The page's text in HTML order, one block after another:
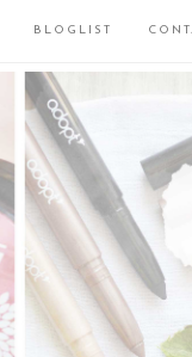
BLOGLIST